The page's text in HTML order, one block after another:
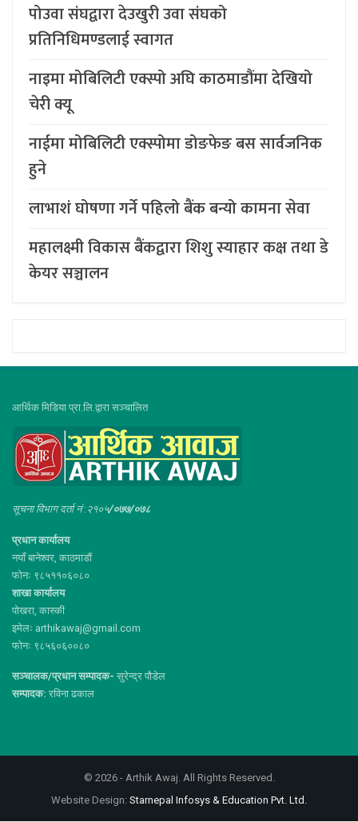
पोउवा संघद्वारा देउखुरी उवा संघको
प्रतिनिधिमण्डलाई स्वागत
नाइमा मोबिलिटी एक्स्पो अघि काठमाडौंमा देखियो
चेरी क्यू
नाईमा मोबिलिटी एक्स्पोमा डोङफेङ बस सार्वजनिक
हुने
लाभाशं घोषणा गर्ने पहिलो बैंक बन्यो कामना सेवा
महालक्ष्मी विकास बैंकद्वारा शिशु स्याहार कक्ष तथा डे
केयर सञ्चालन
आर्थिक मिडिया प्रा.लि.द्वारा सञ्चालित
सूचना विभाग दर्ता नं :२१०५/०७७/०७८
प्रधान कार्यालय
नयाँ बानेश्वर, काठमाडौं
फोनः ९८५११०६०८०
शाखा कार्यालय
पोखरा, कास्की
इमेलः arthikawaj@gmail.com
फोनः ९८५६०६००८०
सञ्चालक/प्रधान सम्पादक- सुरेन्द्र पौडेल
सम्पादक: रविना ढकाल
© 2026 - Arthik Awaj. All Rights Reserved.
Website Design: Starnepal Infosys & Education Pvt. Ltd.